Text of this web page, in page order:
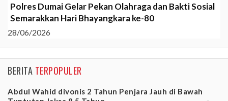
Polres Dumai Gelar Pekan Olahraga dan Bakti Sosial
Semarakkan Hari Bhayangkara ke-80
28/06/2026
BERITA TERPOPULER
Abdul Wahid divonis 2 Tahun Penjara Jauh di Bawah